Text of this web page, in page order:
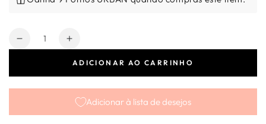
Quantidade
Diminuir
Smart
Aumentar
quantidade
Gel
Smart
ADICIONAR AO CARRINHO
Adicionar à lista de desejos